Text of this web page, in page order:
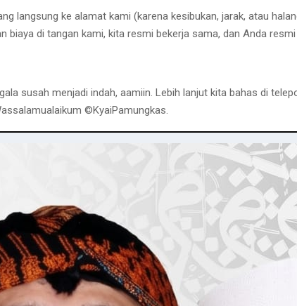
langsung ke alamat kami (karena kesibukan, jarak, atau
biaya di tangan kami, kita resmi bekerja sama, dan Anda resmi
susah menjadi indah, aamiin. Lebih lanjut kita bahas di
©️KyaiPamungkas.